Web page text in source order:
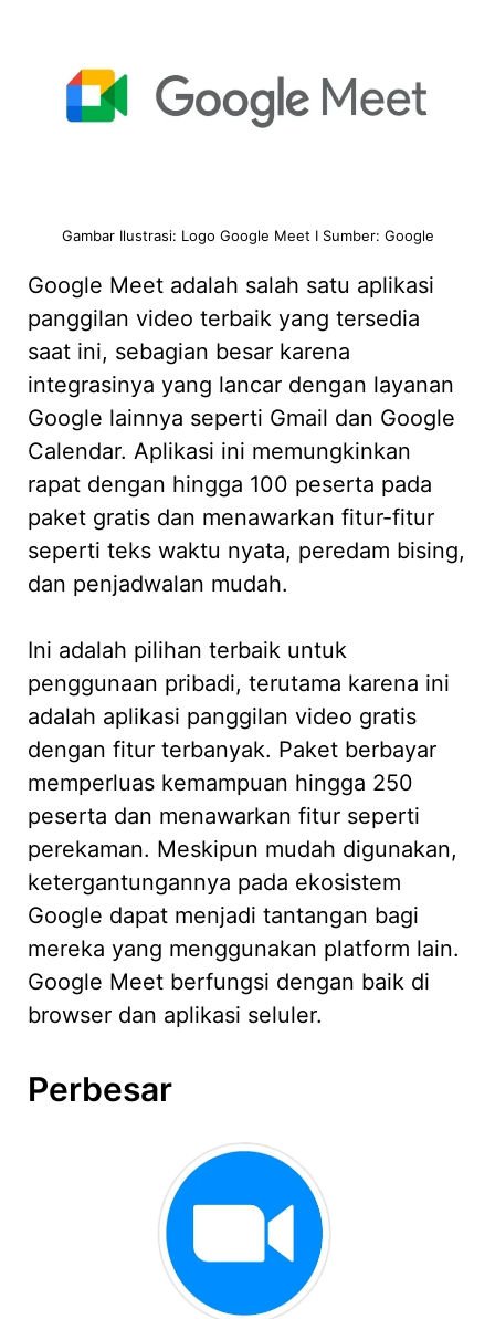
Gambar Ilustrasi: Logo Google Meet I Sumber: Google
Google Meet adalah salah satu aplikasi
panggilan video terbaik yang tersedia
saat ini, sebagian besar karena
integrasinya yang lancar dengan layanan
Google lainnya seperti Gmail dan Google
Calendar. Aplikasi ini memungkinkan
rapat dengan hingga 100 peserta pada
paket gratis dan menawarkan fitur-fitur
seperti teks waktu nyata, peredam bising,
dan penjadwalan mudah.
Ini adalah pilihan terbaik untuk
penggunaan pribadi, terutama karena ini
adalah aplikasi panggilan video gratis
dengan fitur terbanyak. Paket berbayar
memperluas kemampuan hingga 250
peserta dan menawarkan fitur seperti
perekaman. Meskipun mudah digunakan,
ketergantungannya pada ekosistem
Google dapat menjadi tantangan bagi
mereka yang menggunakan platform lain.
Google Meet berfungsi dengan baik di
browser dan aplikasi seluler.
Perbesar